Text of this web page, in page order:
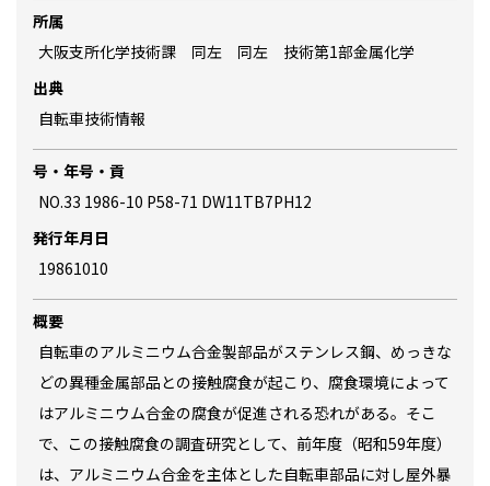
所属
大阪支所化学技術課 同左 同左 技術第1部金属化学
出典
自転車技術情報
号・年号・貢
NO.33 1986-10 P58-71 DW11TB7PH12
発行年月日
19861010
概要
自転車のアルミニウム合金製部品がステンレス鋼、めっきな
どの異種金属部品との接触腐食が起こり、腐食環境によって
はアルミニウム合金の腐食が促進される恐れがある。そこ
で、この接触腐食の調査研究として、前年度（昭和59年度）
は、アルミニウム合金を主体とした自転車部品に対し屋外暴